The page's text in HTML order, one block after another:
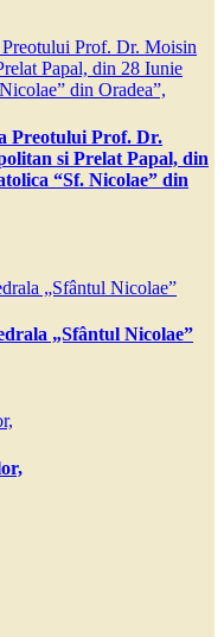
Preotului Prof. Dr.
si Prelat Papal, din
“Sf. Nicolae” din
„Sfântul Nicolae”